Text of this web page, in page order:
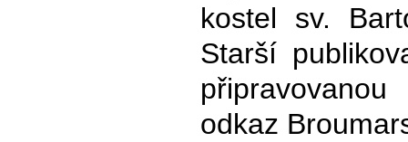
kostel sv.
Starší
odkaz